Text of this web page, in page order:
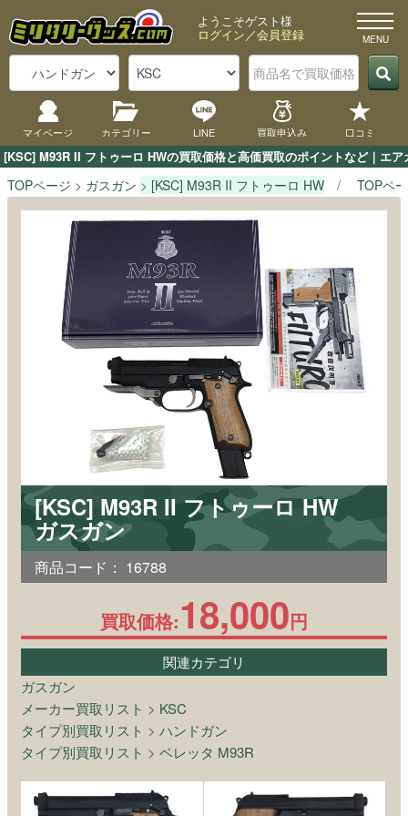
[KSC] M93R II フトゥーロ HWの買取価格と高価買取のポイントなど｜エ
ようこそゲスト様
ログイン／会員登録
マイページ カテゴリー LINE 買取申込み 口コミ
TOPページ ガスガン [KSC] M93R II フトゥーロ HW TOPペ
[KSC] M93R II フトゥーロ HW
ガスガン
商品コード： 16788
買取価格:18,000円
関連カテゴリ
ガスガン
メーカー買取リスト > KSC
タイプ別買取リスト > ハンドガン
タイプ別買取リスト > ベレッタ M93R